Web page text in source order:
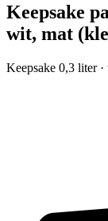
Keepsake
wit, mat
Keepsake 0,3 liter